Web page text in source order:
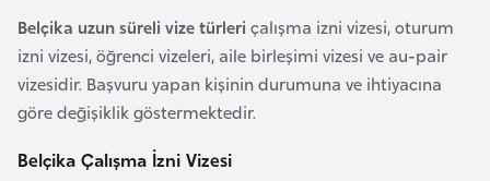
Belçika uzun süreli vize türleri çalışma izni vizesi, oturum
izni vizesi, öğrenci vizeleri, aile birleşimi vizesi ve au-pair
vizesidir. Başvuru yapan kişinin durumuna ve ihtiyacına
göre değişiklik göstermektedir.
Belçika Çalışma İzni Vizesi
B
e
l
a
u